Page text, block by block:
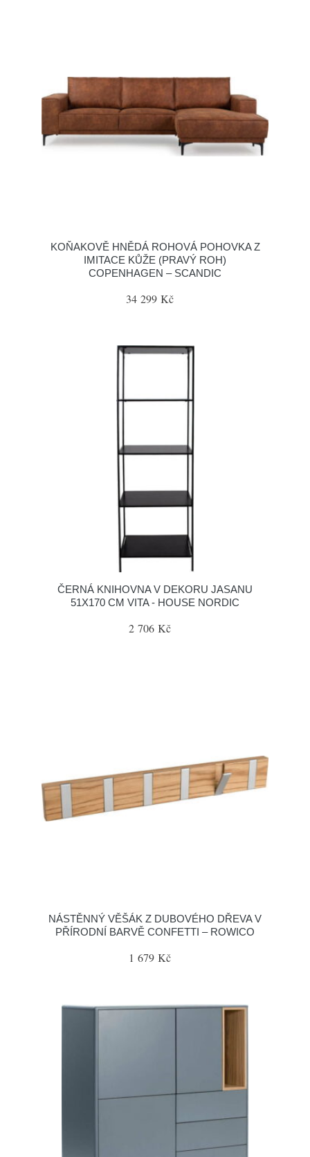
KOŇAKOVĚ HNĚDÁ ROHOVÁ POHOVKA Z
IMITACE KŮŽE (PRAVÝ ROH)
COPENHAGEN – SCANDIC
34 299 Kč
ČERNÁ KNIHOVNA V DEKORU JASANU
51X170 CM VITA - HOUSE NORDIC
2 706 Kč
NÁSTĚNNÝ VĚŠÁK Z DUBOVÉHO DŘEVA V
PŘÍRODNÍ BARVĚ CONFETTI – ROWICO
1 679 Kč